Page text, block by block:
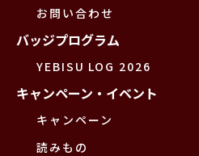
お問い合わせ
バッジプログラム
YEBISU LOG 2026
キャンペーン・イベント
キャンペーン
読みもの